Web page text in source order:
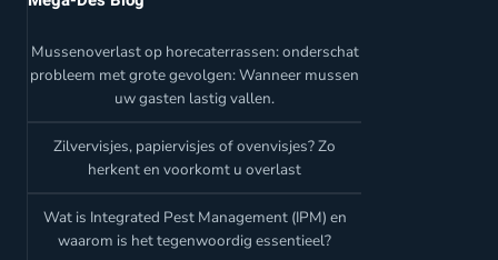
Mussenoverlast op horecaterrassen: onderschat
probleem met grote gevolgen: Wanneer mussen
uw gasten lastig vallen.
Zilvervisjes, papiervisjes of ovenvisjes? Zo
herkent en voorkomt u overlast
Wat is Integrated Pest Management (IPM) en
waarom is het tegenwoordig essentieel?